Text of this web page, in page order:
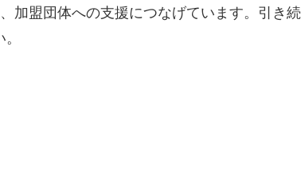
加盟団体への支援につなげています。引き続